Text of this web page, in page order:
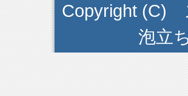
Copyright (C)
泡立